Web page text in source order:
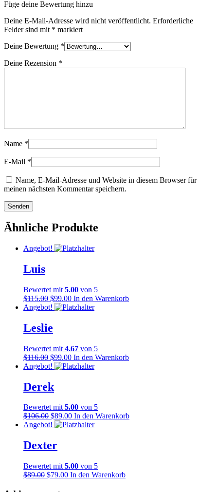
Füge deine Bewertung hinzu
Deine E-Mail-Adresse wird nicht veröffentlicht. Erforderliche
Felder sind mit * markiert
Deine Bewertung *
Deine Rezension *
Name *
E-Mail *
Name, E-Mail-Adresse und Website in diesem Browser für
meinen nächsten Kommentar speichern.
Ähnliche Produkte
Angebot!
Luis
Bewertet mit 5.00 von 5
$115.00 $99.00 In den Warenkorb
Angebot!
Leslie
Bewertet mit 4.67 von 5
$116.00 $99.00 In den Warenkorb
Angebot!
Derek
Bewertet mit5.00 von 5
$106.00 $89.00 In den Warenkorb
Angebot!
Dexter
Bewertet mit 5.00 von 5
$89.00 $79.00 In den Warenkorb